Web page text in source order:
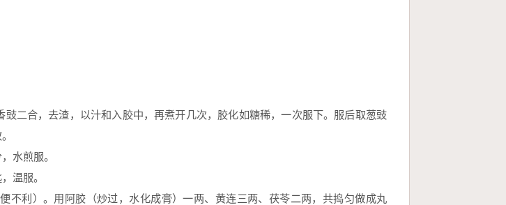
二合，去渣，以汁和入胶中，再煮开几次，胶化如糖稀，一次服下。服后取葱豉
水煎服。
温服。
不利）。用阿胶（炒过，水化成膏）一两、黄连三两、茯苓二两，共捣匀做成丸